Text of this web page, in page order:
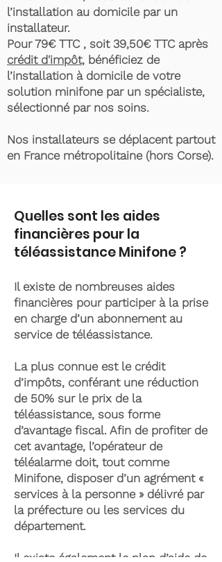
l’installation au domicile par un
installateur.
Pour 79€ TTC , soit 39,50€ TTC après
crédit d'impôt, bénéficiez de
l’installation à domicile de votre
solution minifone par un spécialiste,
sélectionné par nos soins.
Nos installateurs se déplacent partout
en France métropolitaine (hors Corse).
Quelles sont les aides
financières pour la
téléassistance Minifone ?
Il existe de nombreuses aides
financières pour participer à la prise
en charge d’un abonnement au
service de téléassistance.
La plus connue est le crédit
d’impôts, conférant une réduction
de 50% sur le prix de la
téléassistance, sous forme
d’avantage fiscal. Afin de profiter de
cet avantage, l’opérateur de
téléalarme doit, tout comme
Minifone, disposer d’un agrément «
services à la personne » délivré par
la préfecture ou les services du
département.
Il existe également le plan d’aide de